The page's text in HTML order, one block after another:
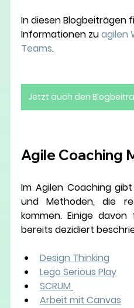
In diesen Blogbeiträgen
Informationen zu agilen
Teams.
Agile Coaching
Im Agilen Coaching
und Methoden, die
kommen. Einige
bereits dezidiert
Design Thinking
Lego Serious Play
SCRUM
Arbeit mit Canvas